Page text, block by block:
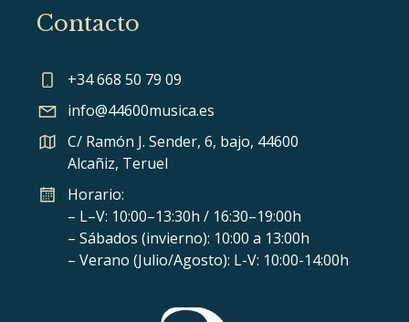
Contacto
+34 668 50 79 09
info@44600musica.es
C/ Ramón J. Sender, 6, bajo, 44600
Alcañiz, Teruel
Horario:
– L–V: 10:00–13:30h / 16:30–19:00h
– Sábados (invierno): 10:00 a 13:00h
– Verano (Julio/Agosto): L-V: 10:00-14:00h